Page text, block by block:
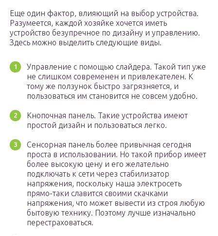
Еще один фактор, влияющий на выбор устройства.
Разумеется, каждой хозяйке хочется иметь
устройство безупречное по дизайну и управлению.
Здесь можно выделить следующие виды.
Управление с помощью слайдера. Такой тип уже
не слишком современен и привлекателен. К
тому же ползунок быстро загрязняется, и
пользоваться им становится не совсем удобно.
Кнопочная панель. Такие устройства имеют
простой дизайн и пользоваться легко.
Сенсорная панель более привычная сегодня
проста в использовании. Но такой прибор имеет
более высокую цену и его желательно
подключать к сети через стабилизатор
напряжения, поскольку наша электросеть
прямо-таки славится своими скачками
напряжения, что может вывести из строя любую
бытовую технику. Поэтому лучше изначально
перестраховаться.